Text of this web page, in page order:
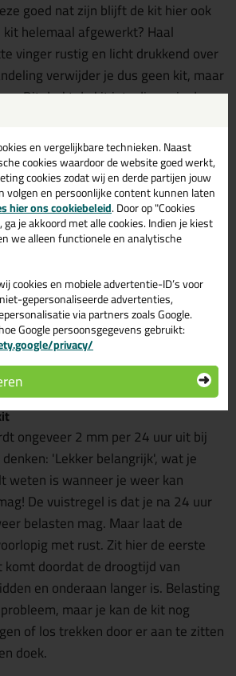
goed nat zijn blijft de kit hier ook
helemaal afgewerkt? Haal
vinger rustig en licht drukkend over
verwijder je dus geen kit, maar
Dit drukt de kit iets dieper in de
hechting en verwijdert eventuele
doen
met je vinger, de
koker of een pvc-buisje af te strijken.
holle voeg. Vliesvorming zorgt voor
van de kit. Deze kunnen
beschadigd raken. Dit is erg onnodig
wij je om gebruikt te maken van het
Gebruik je vingers dus ook alleen
die we hierboven hebben
ongeveer 2 mm per 24 uur uit bij
'Lekker belangrijk', wat je
weten is wanneer je weer kan
De vuistregel is dat je na 24 uur
belasten mag. Maar laat de
met rust. Zit hier de eerste
doordat de droogtijd van
en onderaan langer is. Belasting
maar je kan de kit nog
of los trekken door er aan te zitten
doek.
en vergelijkbare technieken. Naast
cookies waardoor de website goed werkt,
cookies zodat wij en derde partijen jouw
volgen en persoonlijke content kunnen laten
hier ons cookiebeleid. Door op "Cookies
je akkoord met alle cookies. Indien je kiest
we alleen functionele en analytische
cookies en mobiele advertentie-ID’s voor
gepersonaliseerde advertenties,
via partners zoals Google.
Google persoonsgegevens gebruikt:
privacy/